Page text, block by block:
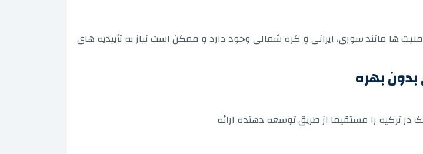
ها مانند سوری، ایرانی و کره شمالی وجود دارد و ممکن است نیاز به تأییدیه های
بهره
در ترکیه را مستقیما از طریق توسعه دهنده ارائه